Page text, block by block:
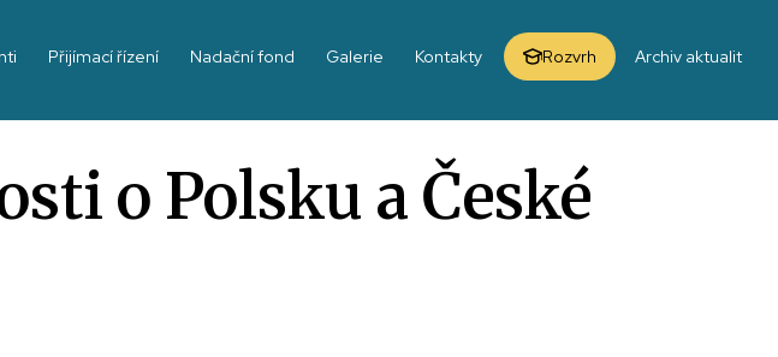
Přijímací řízení Nadační fond Galerie Kontakty Rozvrh Archiv aktualit
o Polsku a České